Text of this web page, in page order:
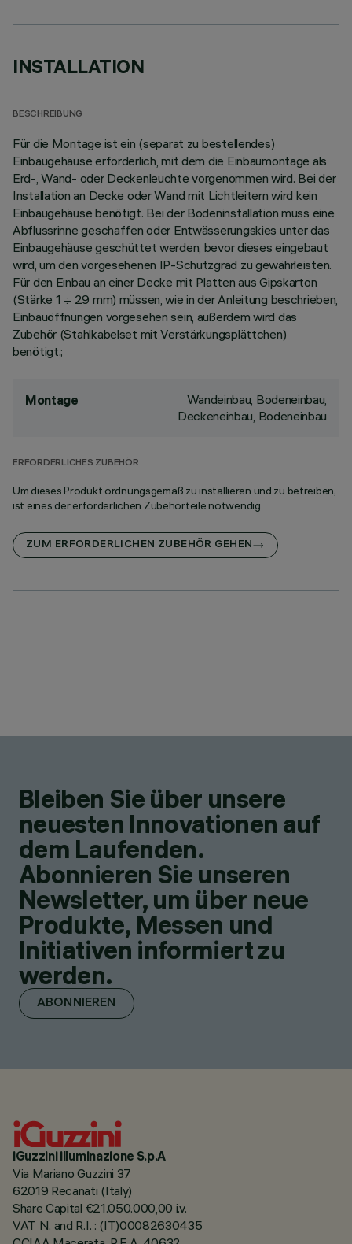
INSTALLATION
BESCHREIBUNG
Für die Montage ist ein (separat zu bestellendes)
Einbaugehäuse erforderlich, mit dem die Einbaumontage als
Erd-, Wand- oder Deckenleuchte vorgenommen wird. Bei der
Installation an Decke oder Wand mit Lichtleitern wird kein
Einbaugehäuse benötigt. Bei der Bodeninstallation muss eine
Abflussrinne geschaffen oder Entwässerungskies unter das
Einbaugehäuse geschüttet werden, bevor dieses eingebaut
wird, um den vorgesehenen IP-Schutzgrad zu gewährleisten.
Für den Einbau an einer Decke mit Platten aus Gipskarton
(Stärke 1 ÷ 29 mm) müssen, wie in der Anleitung beschrieben,
Einbauöffnungen vorgesehen sein, außerdem wird das
Zubehör (Stahlkabelset mit Verstärkungsplättchen)
benötigt.;
Montage
Wandeinbau, Bodeneinbau,
Deckeneinbau, Bodeneinbau
ERFORDERLICHES ZUBEHÖR
Um dieses Produkt ordnungsgemäß zu installieren und zu betreiben,
ist eines der erforderlichen Zubehörteile notwendig
ZUM ERFORDERLICHEN ZUBEHÖR GEHEN
Bleiben Sie über unsere
neuesten Innovationen auf
dem Laufenden.
Abonnieren Sie unseren
Newsletter, um über neue
Produkte, Messen und
Initiativen informiert zu
werden.
ABONNIEREN
iGuzzini illuminazione S.p.A
Via Mariano Guzzini 37
62019 Recanati (Italy)
Share Capital €21.050.000,00 i.v.
VAT N. and R.I. : (IT)00082630435